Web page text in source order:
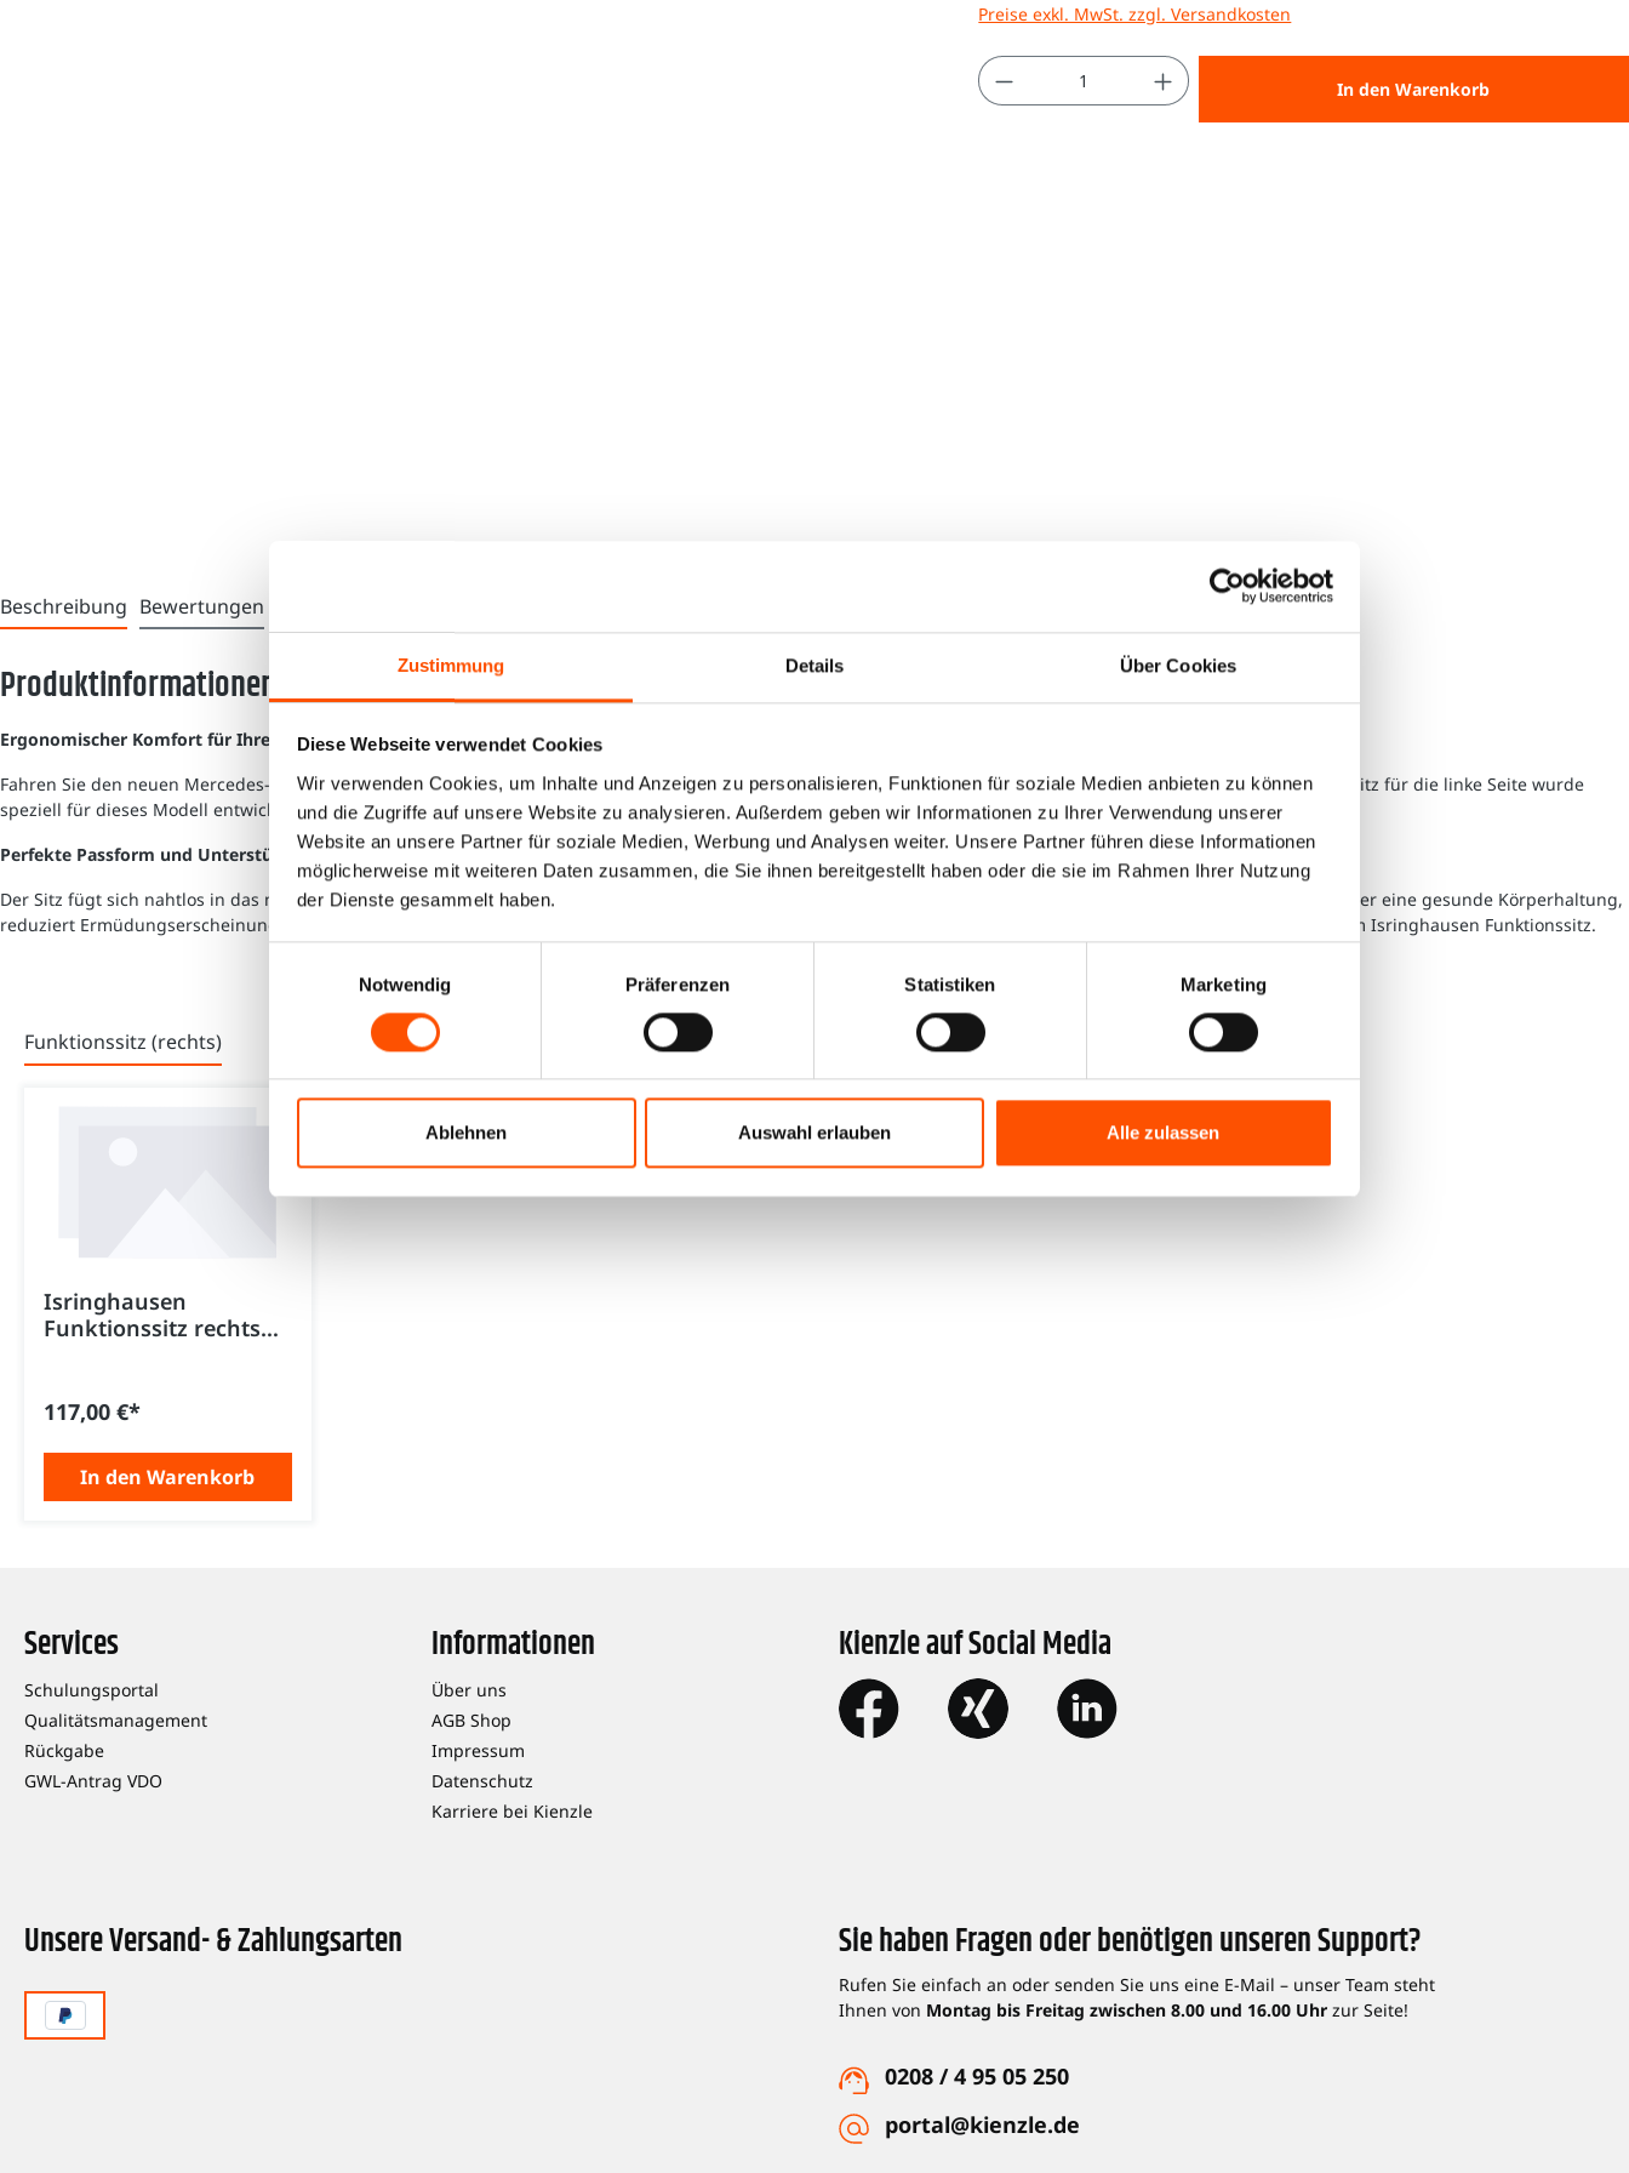
Zustimmung Details Über Cookies
Diese Webseite verwendet Cookies
Wir verwenden Cookies, um Inhalte und Anzeigen zu personalisieren, Funktionen für soziale Medien anbieten zu können
und die Zugriffe auf unsere Website zu analysieren. Außerdem geben wir Informationen zu Ihrer Verwendung unserer
Website an unsere Partner für soziale Medien, Werbung und Analysen weiter. Unsere Partner führen diese Informationen
möglicherweise mit weiteren Daten zusammen, die Sie ihnen bereitgestellt haben oder die sie im Rahmen Ihrer Nutzung
der Dienste gesammelt haben.
Notwendig
Präferenzen Statistiken Marketing
Ablehnen Auswahl erlauben Alle zulassen
Preise exkl. MwSt. zzgl. Versandkosten
Produkt Anzahl: Gib den gewünschten Wert
In den Warenkorb
Beschreibung Bewertungen
Produktinformationen "Isringhausen Funktionssitz links Modell: Mercedes-Benz Actros ab 2023"
Ergonomischer Komfort für Ihren Mercedes-Benz Actros
Fahren Sie den neuen Mercedes-Benz Actros ab 2023? Dann wissen Sie, wie wichtig Komfort und Funktionalität auf langen Strecken sind.Der Isringhausen Funktionssitz für die linke Seite wurde
speziell für dieses Modell entwickelt, um Ihnen höchsten Sitzkomfort zu bieten.
Perfekte Passform und Unterstützung
Der Sitz fügt sich nahtlos in das moderne Interieur Ihres Actros ein und sorgt für eine ergonomische Sitzposition.
Mit individuell einstellbaren Funktionen unterstützt er eine gesunde Körperhaltung,
reduziert Ermüdungserscheinungen und erhöht Ihre Konzentration während der Fahrt.
Investieren Sie in Ihren Fahrkomfort und erleben Sie den Unterschied mit dem Isringhausen Funktionssitz.
Funktionssitz (rechts)
Isringhausen
Funktionssitz rechts
117,00 €*
In den Warenkorb
Services
Schulungsportal
Qualitätsmanagement
Rückgabe
GWL-Antrag VDO
Informationen
Über uns
AGB Shop
Impressum
Datenschutz
Karriere bei Kienzle
Kienzle auf Social Media
Unsere Versand- & Zahlungsarten Sie haben Fragen oder benötigen unseren Support?
Rufen Sie einfach an oder senden Sie uns eine E-Mail – unser Team steht
Ihnen von Montag bis Freitag zwischen 8.00 und 16.00 Uhr zur Seite!
0208 / 4 95 05 250
portal@kienzle.de